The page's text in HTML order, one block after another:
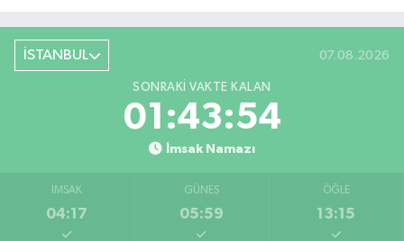
İSTANBUL 07.08.2026
SONRAKI VAKTE KALAN
01:43:53
İmsak Namazı
İMSAK
04:17
GÜNEŞ
05:59
ÖĞLE
13:15